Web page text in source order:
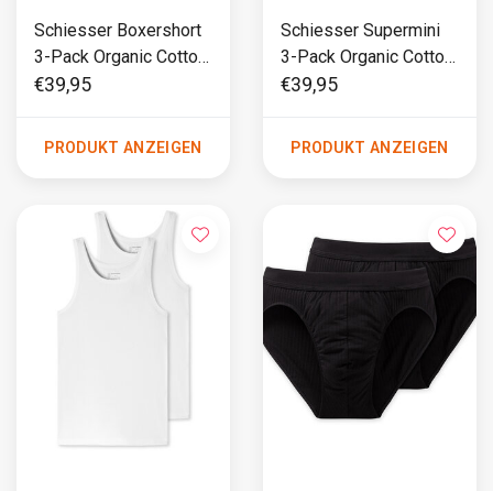
Schiesser Boxershort
3-Pack Organic Cotton
Multi - 95/5
€39,95
PRODUKT ANZEIGEN
Schiesser Supermini
3-Pack Organic Cotton
Multi - 95/5
€39,95
PRODUKT ANZEIGEN